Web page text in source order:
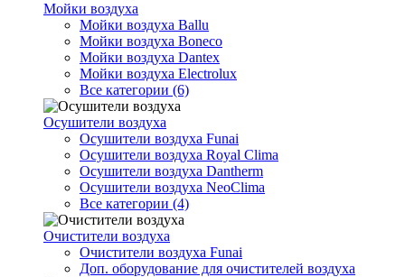
Мойки воздуха
Мойки воздуха Ballu
Мойки воздуха Boneco
Мойки воздуха Dantex
Мойки воздуха Electrolux
Все категории (6)
Осушители воздуха
Осушители воздуха Funai
Осушители воздуха Royal Clima
Осушители воздуха Dantherm
Осушители воздуха NeoClima
Все категории (4)
Очистители воздуха
Очистители воздуха Funai
Доп. оборудование для очистителей воздуха